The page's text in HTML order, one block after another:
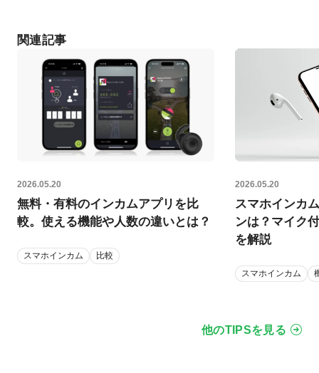
関連記事
2026.05.20
無料・有料のインカムアプリを比
較。使える機能や人数の違いとは？
スマホインカム 比較
2026.05.20
スマホインカ
ンは？マイク
を解説
スマホインカム
他のTIPSを見る